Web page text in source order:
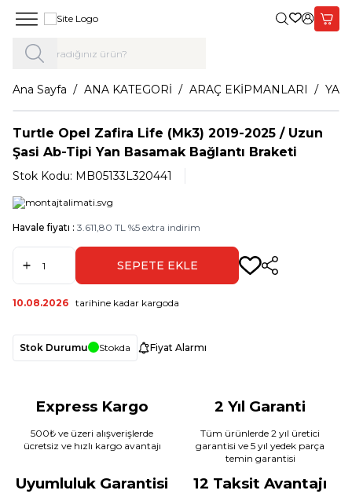
Giriş Yap,
Ana Sayfa ANA KATEGORİ ARAÇ EKİPMANLARI
Turtle Opel Zafira Life (Mk3) 2019-2025 / Uzun
Şasi Ab-Tipi Yan Basamak Bağlantı Braketi
Stok Kodu: MB05133L320441
Havale fiyatı : 3.611,80 TL %5 extra indirim
SEPETE EKLE Paylaş
10.08.2026 tarihine kadar kargoda
Stok Durumu Stokda Fiyat Alarmı
Express Kargo
500₺ ve üzeri alışverişlerde
ücretsiz ve hızlı kargo avantajı
2 Yıl Garanti
Tüm ürünlerde 2 yıl üretici
garantisi ve 5 yıl yedek parça
temin garantisi
Uyumluluk Garantisi 12 Taksit Avantajı